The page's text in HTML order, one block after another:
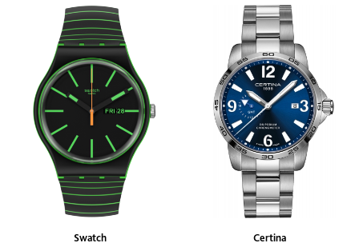
Swatch Certina